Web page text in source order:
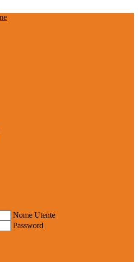
Nome Utente
Password